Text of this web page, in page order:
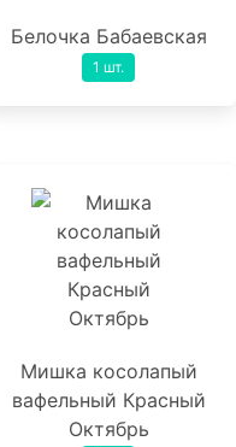
Белочка Бабаевская
1 шт.
Мишка косолапый
вафельный Красный
Октябрь